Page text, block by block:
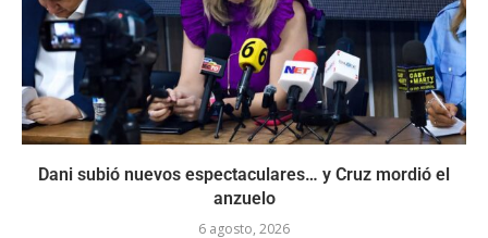
Dani subió nuevos espectaculares… y Cruz mordió el
anzuelo
6 agosto, 2026